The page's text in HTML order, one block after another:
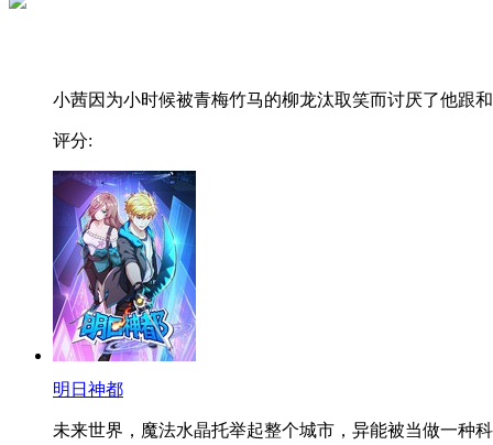
小茜因为小时候被青梅竹马的柳龙汰取笑而讨厌了他跟
评分:
明日神都
未来世界，魔法水晶托举起整个城市，异能被当做一种